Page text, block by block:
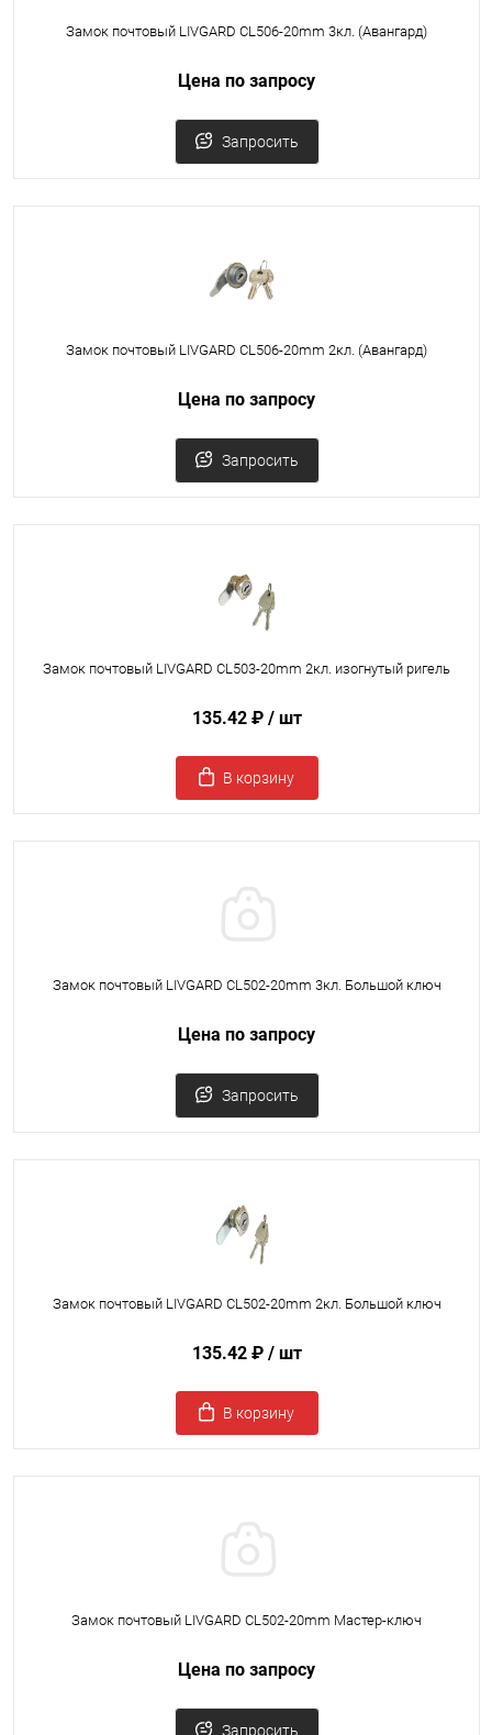
Замок почтовый LIVGARD CL506-20mm 3кл. (Авангард)
Цена по запросу
Запросить
Замок почтовый LIVGARD CL506-20mm 2кл. (Авангард)
Цена по запросу
Запросить
Замок почтовый LIVGARD CL503-20mm 2кл. изогнутый ригель
135.42 ₽ / шт
В корзину
Замок почтовый LIVGARD CL502-20mm 3кл. Большой ключ
Цена по запросу
Запросить
Замок почтовый LIVGARD CL502-20mm 2кл. Большой ключ
135.42 ₽ / шт
В корзину
Замок почтовый LIVGARD CL502-20mm Мастер-ключ
Цена по запросу
Запросить